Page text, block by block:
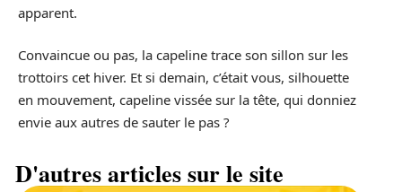
apparent.
Convaincue ou pas, la capeline trace son sillon sur les
trottoirs cet hiver. Et si demain, c’était vous, silhouette
en mouvement, capeline vissée sur la tête, qui donniez
envie aux autres de sauter le pas ?
D'autres articles sur le site